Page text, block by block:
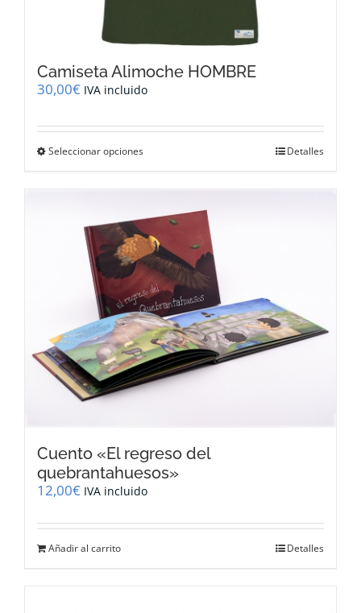
Camiseta Alimoche HOMBRE
30,00€ IVA incluido
Seleccionar opciones
variantes.
Las
opciones
se
pueden
elegir
en
la
página
de
producto
Detalles
Cuento «El regreso del
quebrantahuesos»
12,00€ IVA incluido
Añadir al carrito Detalles